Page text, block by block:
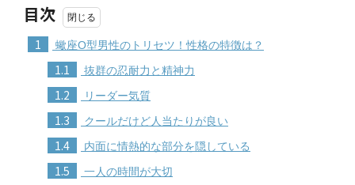
目次
1 蠍座O型男性のトリセツ！性格の特徴は？
1.1 抜群の忍耐力と精神力
1.2 リーダー気質
1.3 クールだけど人当たりが良い
1.4 内面に情熱的な部分を隠している
1.5 一人の時間が大切